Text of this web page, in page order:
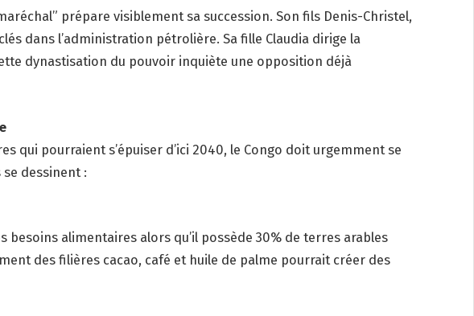
prépare visiblement sa succession. Son fils Denis-Christel,
dans l’administration pétrolière. Sa fille Claudia dirige la
dynastisation du pouvoir inquiète une opposition déjà
qui pourraient s’épuiser d’ici 2040, le Congo doit urgemment se
dessinent :
besoins alimentaires alors qu’il possède 30% de terres arables
des filières cacao, café et huile de palme pourrait créer des